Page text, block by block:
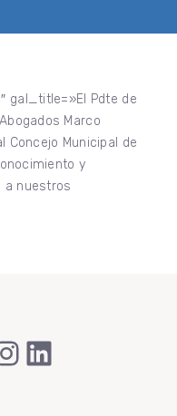
gal_title=»El Pdte de
Marco
Concejo Municipal de
y
a nuestros
LinkedIn